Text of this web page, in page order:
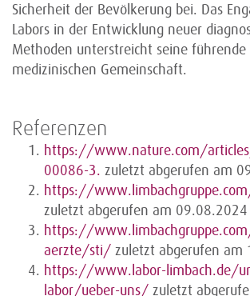
Sicherheit der Bevölkerung bei. Das
Labors in der Entwicklung neuer
Methoden unterstreicht seine führende
medizinischen Gemeinschaft.
Referenzen
https://www.nature.com/
00086-3. zuletzt abgerufen am
https://
zuletzt abgerufen am 09.08.2024
https://
aerzte/sti/ zuletzt abgerufen am
https://www.labor-limbach.de/
labor/ueber-uns/ zuletzt